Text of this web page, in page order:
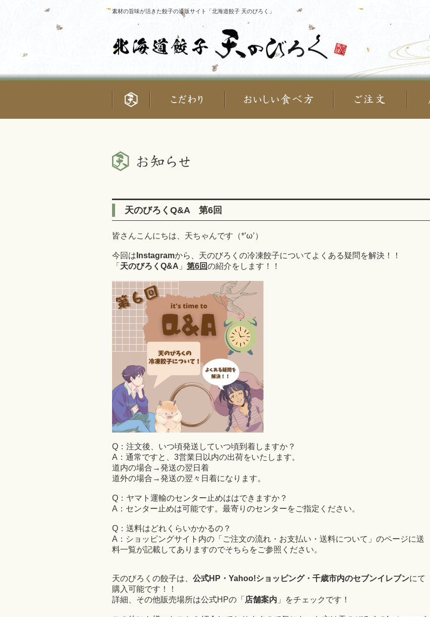
素材の旨味が活きた餃子の通販サイト「北海道餃子 天のびろく」
天のびろくQ&A 第6回
皆さんこんにちは、天ちゃんです（*’ω’）
今回は Instagramから、天のびろくの冷凍餃子についてよくある疑問を解決！！
「 天のびろくQ&A 」 第6回の紹介をします！！
Q：注文後、いつ頃発送していつ頃到着しますか？
A：通常ですと、3営業日以内の出荷をいたします。
道内の場合→発送の翌日着
道外の場合→発送の翌々日着になります。
Q：ヤマト運輸のセンター止めははできますか？
A：センター止めは可能です。最寄りのセンターをご指定ください。
Q：送料はどれくらいかかるの？
A：ショッピングサイト内の「ご注文の流れ・お支払い・送料について」のページに送
料一覧が記載してありますのでそちらをご参照ください。
天のびろくの餃子は、 公式HP・Yahoo!ショッピング・千歳市内のセブンイレブンにて
購入可能です！！
詳細、その他販売場所は公式HPの「 店舗案内 」をチェックです！